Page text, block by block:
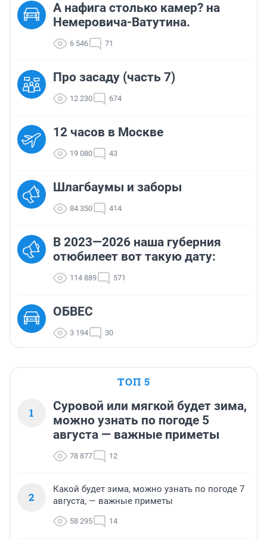
А нафига столько камер? на
Немеровича-Ватутина.
6 546 71
Про засаду (часть 7)
12 230 674
12 часов в Москве
19 080 43
Шлагбаумы и заборы
84 350 414
В 2023—2026 наша губерния
отюбилеет вот такую дату:
114 889 571
ОБВЕС
3 194 30
ТОП 5
1
Суровой или мягкой будет зима,
можно узнать по погоде 5
августа — важные приметы
78 877 12
2
Какой будет зима, можно узнать по погоде 7
августа, — важные приметы
58 295 14